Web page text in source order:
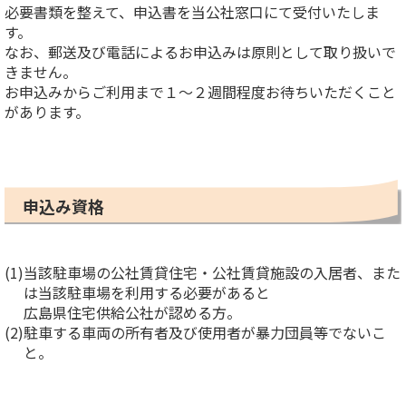
必要書類を整えて、申込書を当公社窓口にて受付いたしま
す。
なお、郵送及び電話によるお申込みは原則として取り扱いで
きません。
お申込みからご利用まで１～２週間程度お待ちいただくこと
があります。
申込み資格
(1)当該駐車場の公社賃貸住宅・公社賃貸施設の入居者、また
は当該駐車場を利用する必要があると
広島県住宅供給公社が認める方。
(2)駐車する車両の所有者及び使用者が暴力団員等でないこ
と。